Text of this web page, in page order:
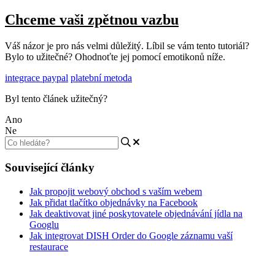
Chceme vaši zpětnou vazbu
Váš názor je pro nás velmi důležitý. Líbil se vám tento tutoriál?
Bylo to užitečné? Ohodnoťte jej pomocí emotikonů níže.
integrace paypal platební metoda
Byl tento článek užitečný?
Ano
Ne
Související články
Jak propojit webový obchod s vaším webem
Jak přidat tlačítko objednávky na Facebook
Jak deaktivovat jiné poskytovatele objednávání jídla na
Googlu
Jak integrovat DISH Order do Google záznamu vaší
restaurace